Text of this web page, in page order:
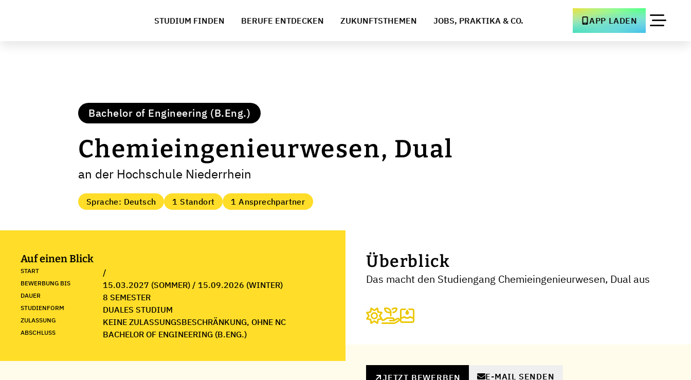
STUDIUM FINDEN BERUFE ENTDECKEN ZUKUNFTSTHEMEN JOBS, PRAKTIKA & CO. APP LADEN
Bachelor of Engineering (B.Eng.)
Chemieingenieurwesen, Dual
an der Hochschule Niederrhein
Sprache: Deutsch 1 Standort 1 Ansprechpartner
Auf einen Blick
START /
BEWERBUNG BIS 15.03.2027 (SOMMER) / 15.09.2026 (WINTER)
DAUER 8 SEMESTER
STUDIENFORM DUALES STUDIUM
ZULASSUNG KEINE ZULASSUNGSBESCHRÄNKUNG, OHNE NC
ABSCHLUSS BACHELOR OF ENGINEERING (B.ENG.)
Überblick
Das macht den Studiengang Chemieingenieurwesen, Dual aus
JETZT BEWERBEN E-MAIL SENDEN